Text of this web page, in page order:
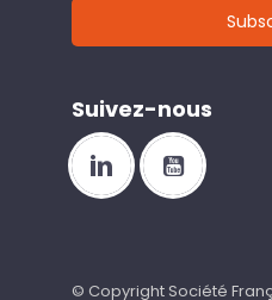
Suivez-nous
© Copyright Société